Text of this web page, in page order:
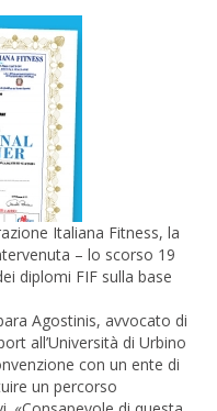
Italiana Fitness, la
– lo scorso 19
diplomi FIF sulla base
Agostinis, avvocato di
all’Università di Urbino
con un ente di
un percorso